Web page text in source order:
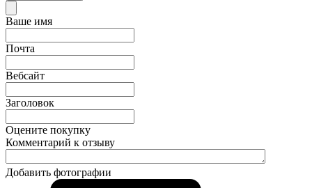
Ваше имя
Почта
Вебсайт
Заголовок
Оцените покупку
Комментарий к отзыву
Добавить фотографии